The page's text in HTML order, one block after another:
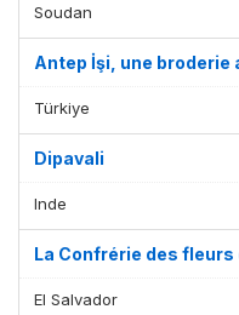
Soudan
Antep İşi, une broderie
Türkiye
Dipavali
Inde
La Confrérie des
El Salvador